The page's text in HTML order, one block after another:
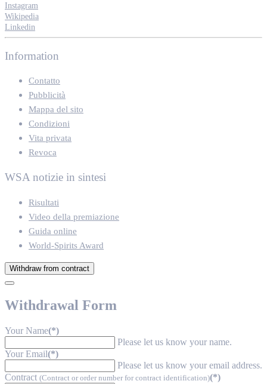
Instagram
Wikipedia
Linkedin
Information
Contatto
Pubblicità
Mappa del sito
Condizioni
Vita privata
Revoca
WSA notizie in sintesi
Risultati
Video della premiazione
Guida online
World-Spirits Award
Withdraw from contract
Withdrawal Form
Your Name(*)
Please let us know your name.
Your Email(*)
Please let us know your email address.
Contract (Contract or order number for contract identification)(*)